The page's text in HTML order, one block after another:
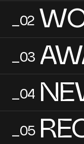
_02
_03
_04
_05